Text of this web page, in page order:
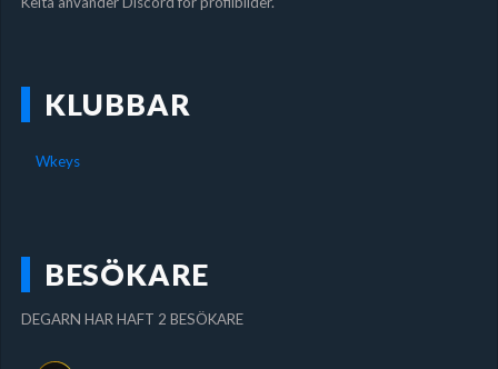
KLUBBAR
Wkeys
BESÖKARE
DEGARN HAR HAFT 2 BESÖKARE